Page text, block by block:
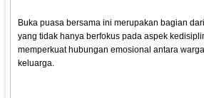
Buka puasa bersama ini merupakan bagian
yang tidak hanya berfokus pada aspek
memperkuat hubungan emosional antara
keluarga.